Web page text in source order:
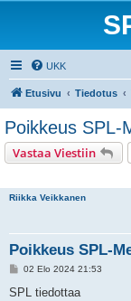
UKK
Etusivu Tiedotus
Poikkeus SPL-
Vastaa Viestiin
Riikka Veikkanen
Poikkeus SPL-
V
e
02 Elo 2024 21:53
SPL tiedottaa